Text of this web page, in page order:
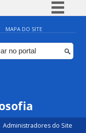
Simplifique!
Comunica BR
Participe
Canais
MAPA DO SITE
Administradores do Site